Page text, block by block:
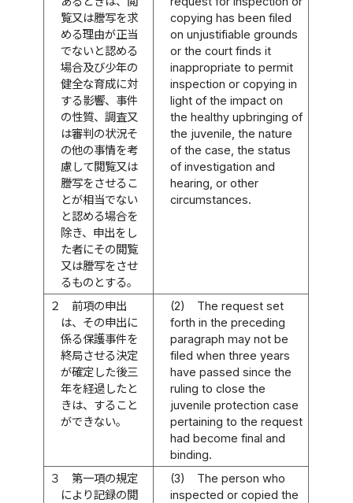
覧又は謄写を求
める理由が正当
でないと認める
場合及び少年の
健全な育成に対
する影響、事件
の性質、調査又
は審判の状況そ
の他の事情を考
慮して閲覧又は
謄写をさせるこ
とが相当でない
と認める場合を
除き、申出をし
た者にその閲覧
又は謄写をさせ
るものとする。
copying has been filed
on unjustifiable grounds
or the court finds it
inappropriate to permit
inspection or copying in
light of the impact on
the healthy upbringing of
the juvenile, the nature
of the case, the status
of investigation and
hearing, or other
circumstances.
２
前項の申出
は、その申出に
係る保護事件を
終局させる決定
が確定した後三
年を経過したと
きは、すること
ができない。
(2)
The request set
forth in the preceding
paragraph may not be
filed when three years
have passed since the
ruling to close the
juvenile protection case
pertaining to the request
had become final and
binding.
３
第一項の規定
により記録の閲
(3)
The person who
inspected or copied the